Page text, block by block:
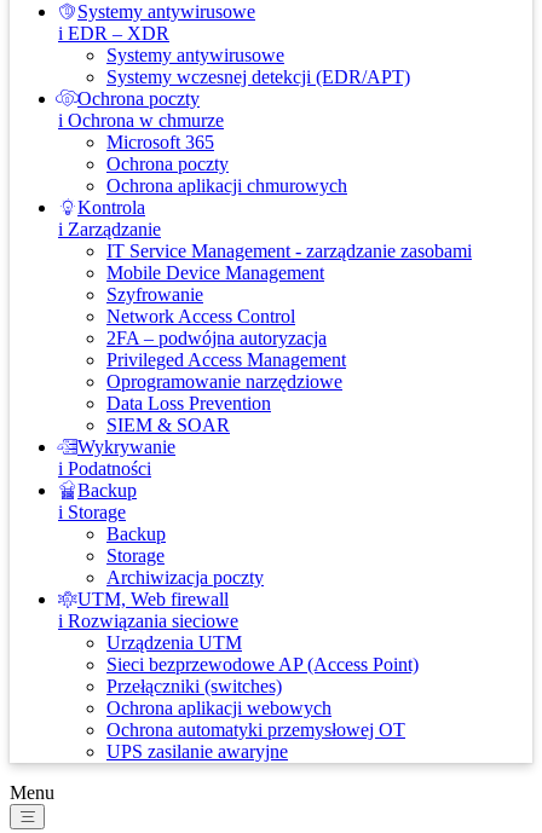
Systemy antywirusowe
i EDR – XDR
Systemy antywirusowe
Systemy wczesnej detekcji (EDR/APT)
Ochrona poczty
i Ochrona w chmurze
Microsoft 365
Ochrona poczty
Ochrona aplikacji chmurowych
Kontrola
i Zarządzanie
IT Service Management - zarządzanie zasobami
Mobile Device Management
Szyfrowanie
Network Access Control
2FA – podwójna autoryzacja
Privileged Access Management
Oprogramowanie narzędziowe
Data Loss Prevention
SIEM & SOAR
Wykrywanie
i Podatności
Backup
i Storage
Backup
Storage
Archiwizacja poczty
UTM, Web firewall
i Rozwiązania sieciowe
Urządzenia UTM
Sieci bezprzewodowe AP (Access Point)
Przełączniki (switches)
Ochrona aplikacji webowych
Ochrona automatyki przemysłowej OT
UPS zasilanie awaryjne
Menu